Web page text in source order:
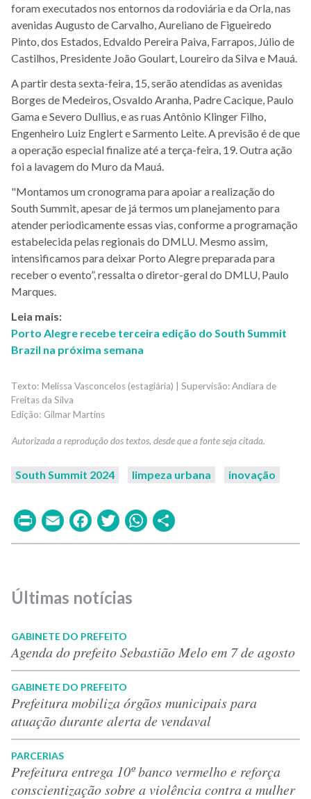
foram executados nos entornos da rodoviária e da Orla, nas
avenidas Augusto de Carvalho, Aureliano de Figueiredo
Pinto, dos Estados, Edvaldo Pereira Paiva, Farrapos, Júlio de
Castilhos, Presidente João Goulart, Loureiro da Silva e Mauá.
A partir desta sexta-feira, 15, serão atendidas as avenidas
Borges de Medeiros, Osvaldo Aranha, Padre Cacique, Paulo
Gama e Severo Dullius, e as ruas Antônio Klinger Filho,
Engenheiro Luiz Englert e Sarmento Leite. A previsão é de que
a operação especial finalize até a terça-feira, 19. Outra ação
foi a lavagem do Muro da Mauá.
"Montamos um cronograma para apoiar a realização do
South Summit, apesar de já termos um planejamento para
atender periodicamente essas vias, conforme a programação
estabelecida pelas regionais do DMLU. Mesmo assim,
intensificamos para deixar Porto Alegre preparada para
receber o evento”, ressalta o diretor-geral do DMLU, Paulo
Marques.
Leia mais:
Porto Alegre recebe terceira edição do South Summit
Brazil na próxima semana
Melissa Vasconcelos (estagiária) | Supervisão: Andiara de
Freitas da Silva
Gilmar Martins
South Summit 2024 limpeza urbana inovação
PrintEmailFacebook
TwitterWhatsApp
Últimas notícias
GABINETE DO PREFEITO
Agenda do prefeito Sebastião Melo em 7 de agosto
GABINETE DO PREFEITO
Prefeitura mobiliza órgãos municipais para
atuação durante alerta de vendaval
PARCERIAS
Prefeitura entrega 10º banco vermelho e reforça
conscientização sobre a violência contra a mulher